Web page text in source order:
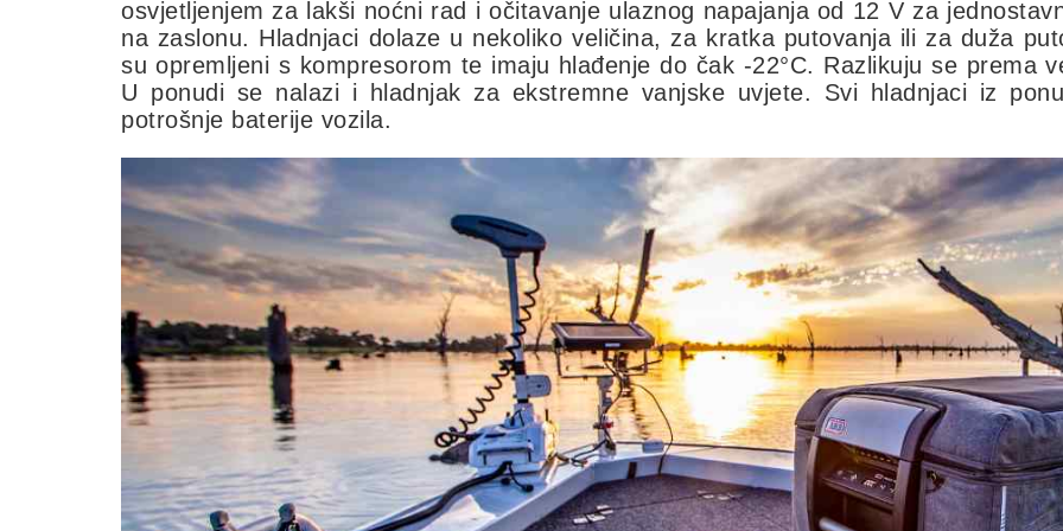
osvjetljenjem za lakši noćni rad i očitavanje ulaznog napajanja od 12 V za
na zaslonu. Hladnjaci dolaze u nekoliko veličina, za kratka putovanja ili za duža
su opremljeni s kompresorom te imaju hlađenje do čak -22°C. Razlikuju se prema
U ponudi se nalazi i hladnjak za ekstremne vanjske uvjete. Svi hladnjaci iz
potrošnje baterije vozila.